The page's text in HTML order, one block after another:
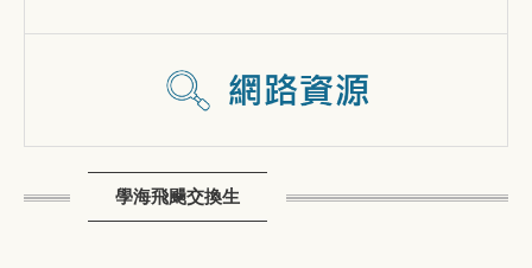
學海飛颺交換生